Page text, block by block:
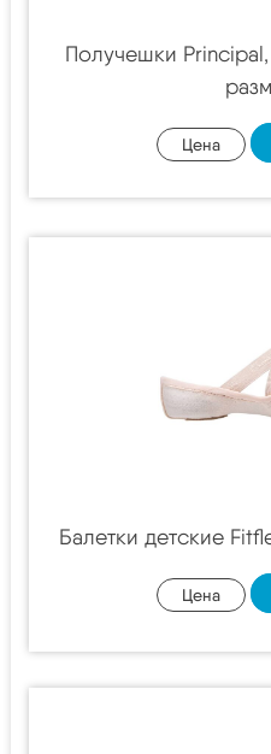
Получешки
Цена
Балетки детские
Цена